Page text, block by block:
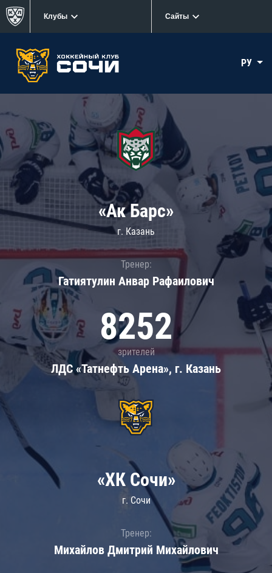
Клубы Сайты
РУ
«Ак Барс»
г. Казань
Тренер:
Гатиятулин Анвар Рафаилович
8252
зрителей
ЛДС «Татнефть Арена», г. Казань
«ХК Сочи»
г. Сочи
Тренер:
Михайлов Дмитрий Михайлович